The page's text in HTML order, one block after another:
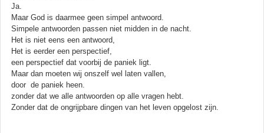
Ja.
Maar God is daarmee geen simpel antwoord.
Simpele antwoorden passen niet midden in de nacht.
Het is niet eens een antwoord,
Het is eerder een perspectief,
een perspectief dat voorbij de paniek ligt.
Maar dan moeten wij onszelf wel laten vallen,
door de paniek heen.
zonder dat we alle antwoorden op alle vragen hebt.
Zonder dat de ongrijpbare dingen van het leven opgelost zijn.